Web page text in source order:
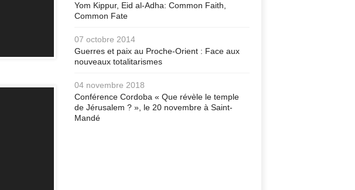
Yom Kippur, Eid al-Adha: Common Faith,
Common Fate
07 octobre 2014
Guerres et paix au Proche-Orient : Face aux
nouveaux totalitarismes
04 novembre 2018
Conférence Cordoba « Que révèle le temple
de Jérusalem ? », le 20 novembre à Saint-
Mandé